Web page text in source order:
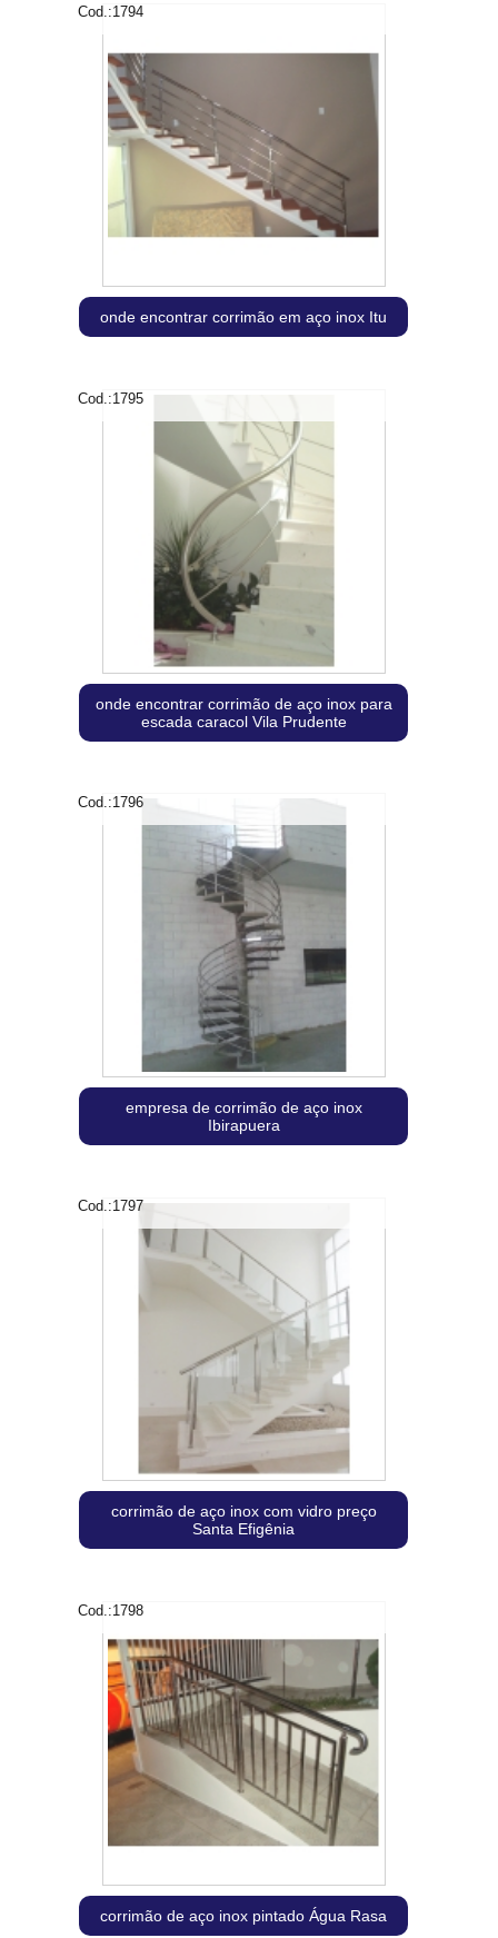
Cod.:1794
onde encontrar corrimão em aço inox Itu
Cod.:1795
onde encontrar corrimão de aço inox para
escada caracol Vila Prudente
Cod.:1796
empresa de corrimão de aço inox
Ibirapuera
Cod.:1797
corrimão de aço inox com vidro preço
Santa Efigênia
Cod.:1798
corrimão de aço inox pintado Água Rasa